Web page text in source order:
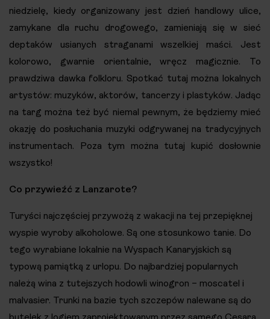
niedzielę, kiedy organizowany jest dzień handlowy ulice,
zamykane dla ruchu drogowego, zamieniają się w sieć
deptaków usianych straganami wszelkiej maści. Jest
kolorowo, gwarnie orientalnie, wręcz magicznie. To
prawdziwa dawka folkloru. Spotkać tutaj można lokalnych
artystów: muzyków, aktorów, tancerzy i plastyków. Jadąc
na targ można też być niemal pewnym, że będziemy mieć
okazję do posłuchania muzyki odgrywanej na tradycyjnych
instrumentach. Poza tym można tutaj kupić dosłownie
wszystko!
Co przywieźć z Lanzarote?
Turyści najczęściej przywożą z wakacji na tej przepięknej
wyspie wyroby alkoholowe. Są one stosunkowo tanie. Do
tego wyrabiane lokalnie na Wyspach Kanaryjskich są
typową pamiątką z urlopu. Do najbardziej popularnych
należą wina z tutejszych hodowli winogron – moscatel i
malvasier. Trunki na bazie tych szczepów nalewane są do